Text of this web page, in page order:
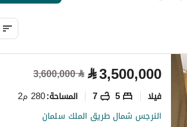
⃁3,500,000
⃁
3,600,000
فیلا 5
7 المساحة:280 م2
النرجس شمال طريق الملك سلمان